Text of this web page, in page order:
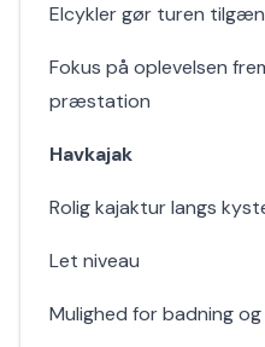
Elcykler gør turen
Fokus på oplevelsen
præstation
Havkajak
Rolig kajaktur langs
Let niveau
Mulighed for badning